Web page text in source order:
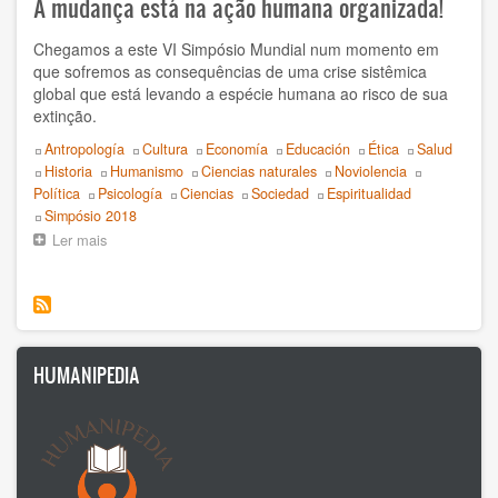
Luís Filipe Guerra
Luís Guerra Y Lía Méndez
Marcela Latorre
Moreno Daini
Olivier Turquet
Philippe Moal
A mudança está na ação humana organizada!
Chegamos a este VI Simpósio Mundial num momento em
que sofremos as consequências de uma crise sistêmica
global que está levando a espécie humana ao risco de sua
extinção.
Topics
Antropología Cultura Economía Educación Ética
Salud
Historia
Humanismo Ciencias naturales
Noviolencia
Política
Psicología Ciencias Sociedad Espiritualidad
Event
Simpósio 2018
Ler mais
Internacional
Lima,
HUMANIPEDIA